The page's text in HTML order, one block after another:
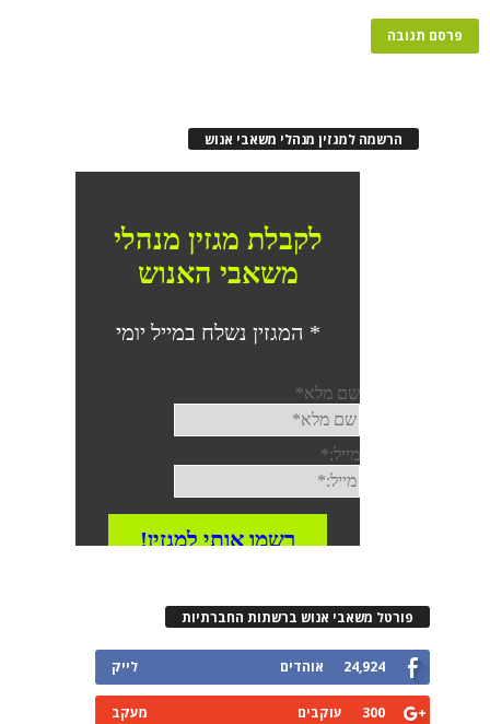
הרשמה למגזין מנהלי משאבי אנוש
פורטל משאבי אנוש ברשתות החברתיות
24,924 אוהדים לייק
300 עוקבים מעקב